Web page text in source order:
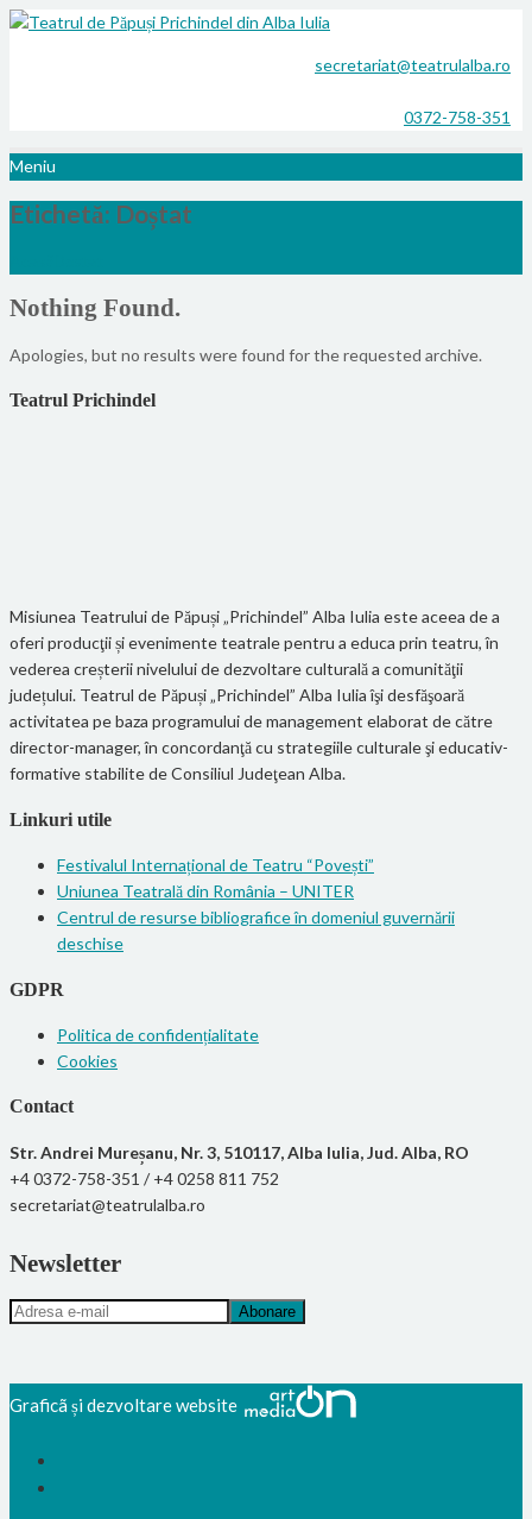
secretariat@teatrulalba.ro
0372-758-351
Meniu
Etichetă: Doștat
Nothing Found.
Apologies, but no results were found for the requested archive.
Teatrul Prichindel
Misiunea Teatrului de Păpuși „Prichindel” Alba Iulia este aceea de a
oferi producţii și evenimente teatrale pentru a educa prin teatru, în
vederea creșterii nivelului de dezvoltare culturală a comunităţii
județului. Teatrul de Păpuși „Prichindel” Alba Iulia îşi desfăşoară
activitatea pe baza programului de management elaborat de către
director-manager, în concordanţă cu strategiile culturale şi educativ-
formative stabilite de Consiliul Judeţean Alba.
Linkuri utile
Festivalul Internațional de Teatru “Povești”
Uniunea Teatrală din România – UNITER
Centrul de resurse bibliografice în domeniul guvernării
deschise
GDPR
Politica de confidențialitate
Cookies
Contact
Str. Andrei Mureșanu, Nr. 3, 510117, Alba Iulia, Jud. Alba, RO
+4 0372-758-351 / +4 0258 811 752
secretariat@teatrulalba.ro
Newsletter
Graficã și dezvoltare website